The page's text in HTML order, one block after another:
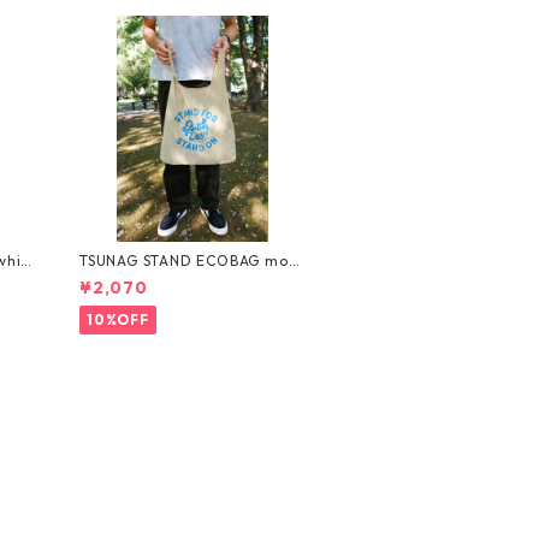
TSUNAG STAND ECOBAG moc
ha
¥2,070
10%OFF